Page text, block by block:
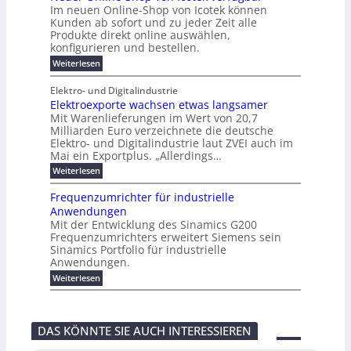
o
k
r
a
i
e
n
a
t
P
l
u
g
F
e
s
t
b
e
l
m
a
n
a
e
m
e
n
t
t
e
n
H
a
l
b
j
a
h
r
2
0
2
6
r
W
a
g
o
-
C
E
O
c
k
e
r
ü
S
t
r
ö
m
e
b
i
s
5
A
i
n
e
t
f
ü
h
r
e
n
d
e
s
i
n
u
s
t
r
i
e
l
l
e
t
h
e
Im neuen Online-Shop von Icotek können
Kunden ab sofort und zu jeder Zeit alle
Produkte direkt online auswählen,
konfigurieren und bestellen.
Weiterlesen:
N
u
e
r
O
n
l
i
n
e
-
S
h
o
p
v
o
n
I
c
e
k
Elektro- und Digitalindustrie
Elektroexporte wachsen etwas langsamer
Mit Warenlieferungen im Wert von 20,7
Milliarden Euro verzeichnete die deutsche
Elektro- und Digitalindustrie laut ZVEI auch im
Mai ein Exportplus. „Allerdings…
Weiterlesen:
E
e
k
t
r
o
e
x
p
o
e
w
Frequenzumrichter für industrielle
Anwendungen
Mit der Entwicklung des Sinamics G200
Frequenzumrichters erweitert Siemens sein
Sinamics Portfolio für industrielle
Anwendungen.
Weiterlesen:
F
q
u
e
DAS KÖNNTE SIE AUCH INTERESSIEREN